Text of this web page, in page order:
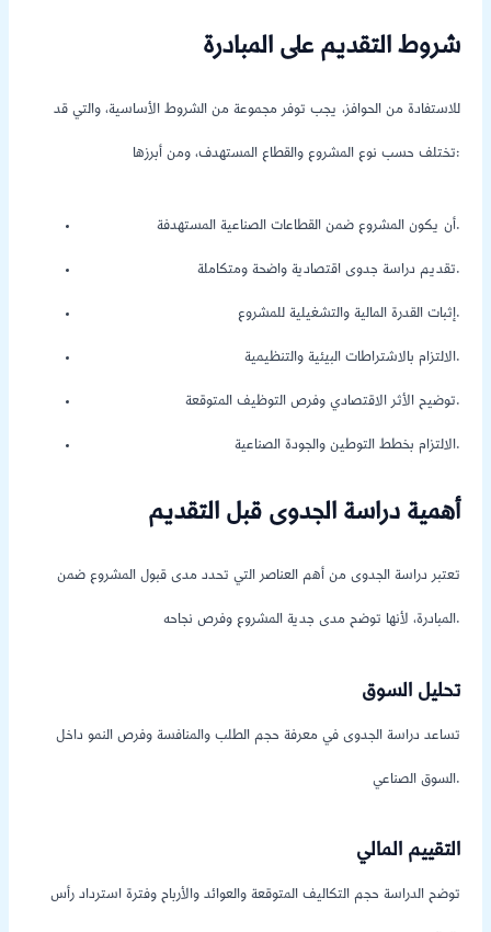
شروط التقديم على المبادرة
للاستفادة من الحوافز، يجب توفر مجموعة من الشروط الأساسية، والتي قد
تختلف حسب نوع المشروع والقطاع المستهدف، ومن أبرزها:
أن يكون المشروع ضمن القطاعات الصناعية المستهدفة.
تقديم دراسة جدوى اقتصادية واضحة ومتكاملة.
إثبات القدرة المالية والتشغيلية للمشروع.
الالتزام بالاشتراطات البيئية والتنظيمية.
توضيح الأثر الاقتصادي وفرص التوظيف المتوقعة.
الالتزام بخطط التوطين والجودة الصناعية.
أهمية دراسة الجدوى قبل التقديم
تعتبر دراسة الجدوى من أهم العناصر التي تحدد مدى قبول المشروع ضمن
المبادرة، لأنها توضح مدى جدية المشروع وفرص نجاحه.
تحليل السوق
تساعد دراسة الجدوى في معرفة حجم الطلب والمنافسة وفرص النمو داخل
السوق الصناعي.
التقييم المالي
توضح الدراسة حجم التكاليف المتوقعة والعوائد والأرباح وفترة استرداد رأس